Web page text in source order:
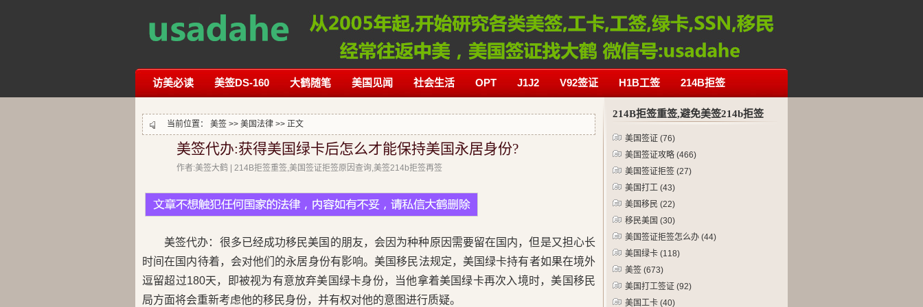
访美必读 美签DS-160 大鹤随笔 美国见闻 社会生活 OPT J1J2 V92签证 H1B工签 214B拒签
当前位置： 美签 >> 美国法律 >> 正文
美签代办:获得美国绿卡后怎么才能保持美国永居身份?
作者:美签大鹤 | 214B拒签重签,美国签证拒签原因查询,美签214b拒签再签
美签代办：很多已经成功移民美国的朋友，会因为种种原因需要留在国内，但是又担心长
时间在国内待着，会对他们的永居身份有影响。美国移民法规定，美国绿卡持有者如果在境外
逗留超过180天，即被视为有意放弃美国绿卡身份，当他拿着美国绿卡再次入境时，美国移民
局方面将会重新考虑他的移民身份，并有权对他的意图进行质疑。
214B拒签重签,避免美签214b拒签
美国签证 (76)
美国签证攻略 (466)
美国签证拒签 (27)
美国打工 (43)
美国移民 (22)
移民美国 (30)
美国签证拒签怎么办 (44)
美国绿卡 (118)
美签 (673)
美国打工签证 (92)
美国工卡 (40)